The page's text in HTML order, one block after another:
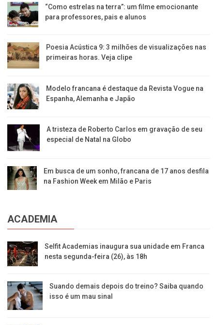
“Como estrelas na terra”: um filme emocionante
para professores, pais e alunos
Poesia Acústica 9: 3 milhões de visualizações nas
primeiras horas. Veja clipe
Modelo francana é destaque da Revista Vogue na
Espanha, Alemanha e Japão
A tristeza de Roberto Carlos em gravação de seu
especial de Natal na Globo
Em busca de um sonho, francana de 17 anos desfila
na Fashion Week em Milão e Paris
ACADEMIA
Selfit Academias inaugura sua unidade em Franca
nesta segunda-feira (26), às 18h
Suando demais depois do treino? Saiba quando
isso é um mau sinal